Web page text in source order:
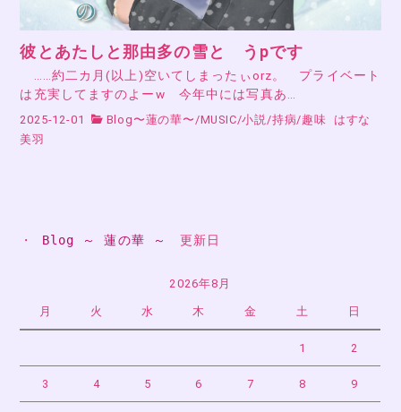
彼とあたしと那由多の雪と うpです
……約二カ月(以上)空いてしまったぃorz。 プライベート
は充実してますのよーw 今年中には写真あ…
2025-12-01 Blog〜蓮の華〜 /MUSIC/小説 /持病/趣味
はすな
美羽
・ Blog ～ 蓮の華 ～ 更新日
2026年8月
月 火 水 木 金 土 日
1 2
3 4 5 6 7 8 9